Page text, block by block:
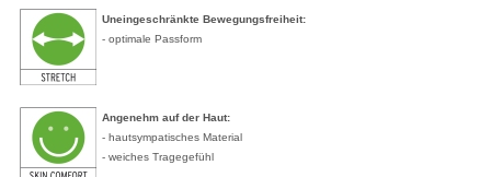
Uneingeschränkte Bewegungsfreiheit:
- optimale Passform
Angenehm auf der Haut:
- hautsympatisches Material
- weiches Tragegefühl